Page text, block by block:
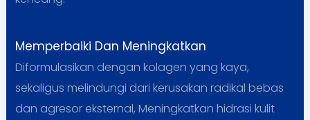
Memperbaiki Dan Meningkatkan
Diformulasikan dengan kolagen yang kaya,
sekaligus melindungi dari kerusakan radikal bebas
dan agresor eksternal, Meningkatkan hidrasi kulit